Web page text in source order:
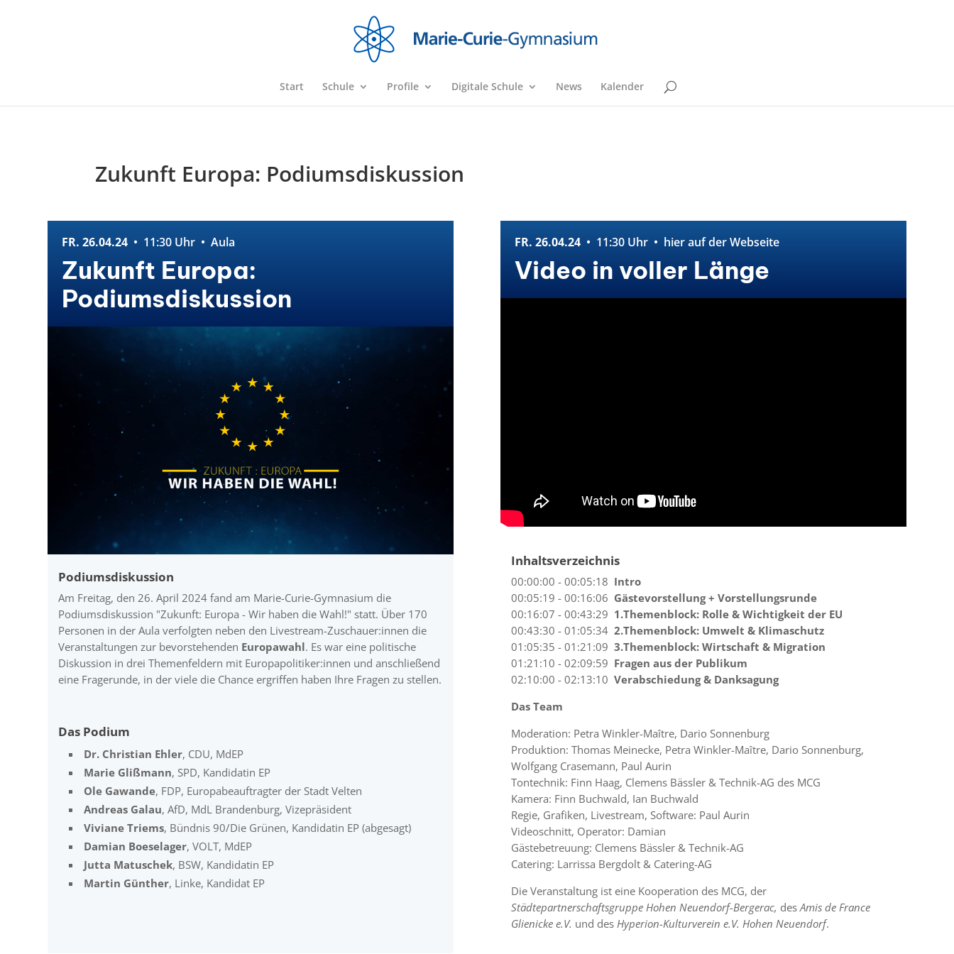
Start Schule Profile Digitale Schule News Kalender
Zukunft Europa: Podiumsdiskussion
FR. 26.04.24 • 11:30 Uhr • Aula
Zukunft Europa:
Podiumsdiskussion
Podiumsdiskussion
Am Freitag, den 26. April 2024 fand am Marie-Curie-Gymnasium die
Podiumsdiskussion "Zukunft: Europa - Wir haben die Wahl!" statt. Über 170
Personen in der Aula verfolgten neben den Livestream-Zuschauer:innen die
Veranstaltungen zur bevorstehenden Europawahl. Es war eine politische
Diskussion in drei Themenfeldern mit Europapolitiker:innen und anschließend
eine Fragerunde, in der viele die Chance ergriffen haben Ihre Fragen zu stellen.
Das Podium
Dr. Christian Ehler, CDU, MdEP
Marie Glißmann, SPD, Kandidatin EP
Ole Gawande, FDP, Europabeauftragter der Stadt Velten
Andreas Galau, AfD, MdL Brandenburg, Vizepräsident
Viviane Triems, Bündnis 90/Die Grünen, Kandidatin EP (abgesagt)
Damian Boeselager, VOLT, MdEP
Jutta Matuschek, BSW, Kandidatin EP
Martin Günther, Linke, Kandidat EP
FR. 26.04.24 • 11:30 Uhr • hier auf der Webseite
Video in voller Länge
Inhaltsverzeichnis
00:00:00 - 00:05:18 Intro
00:05:19 - 00:16:06 Gästevorstellung + Vorstellungsrunde
00:16:07 - 00:43:29 1.Themenblock: Rolle & Wichtigkeit der EU
00:43:30 - 01:05:34 2.Themenblock: Umwelt & Klimaschutz
01:05:35 - 01:21:093.Themenblock: Wirtschaft & Migration
01:21:10 - 02:09:59 Fragen aus der Publikum
02:10:00 - 02:13:10Verabschiedung & Danksagung
Das Team
Moderation: Petra Winkler-Maître, Dario Sonnenburg
Produktion: Thomas Meinecke, Petra Winkler-Maître, Dario Sonnenburg,
Wolfgang Crasemann, Paul Aurin
Tontechnik: Finn Haag, Clemens Bässler & Technik-AG des MCG
Kamera: Finn Buchwald, Ian Buchwald
Regie, Grafiken, Livestream, Software: Paul Aurin
Videoschnitt, Operator: Damian
Gästebetreuung: Clemens Bässler & Technik-AG
Catering: Larrissa Bergdolt & Catering-AG
Die Veranstaltung ist eine Kooperation des MCG, der
Städtepartnerschaftsgruppe Hohen Neuendorf-Bergerac, desAmis de France
Glienicke e.V. und desHyperion-Kulturverein e.V. Hohen Neuendorf.